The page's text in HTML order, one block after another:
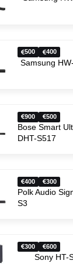
500 400
Samsung
900 500
Bose Smart
DHT-S517
400 300
Polk Audio
S3
300 600
Sony HT-